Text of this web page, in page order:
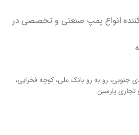
کننده انواع پمپ صنعتی و تخصصی در
جنوبی، رو به رو بانک ملی، کوچه فخرایی،